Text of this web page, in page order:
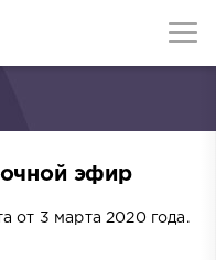
эфир
от 3 марта 2020 года.